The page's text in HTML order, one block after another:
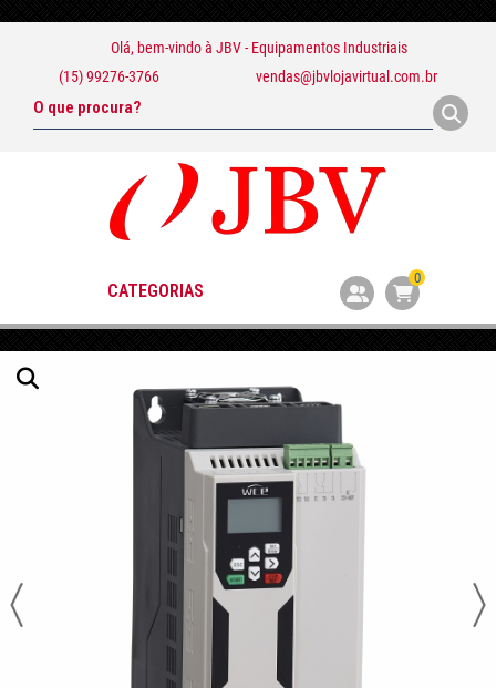
Olá, bem-vindo à JBV - Equipamentos Industriais
(15) 99276-3766
vendas@jbvlojavirtual.com.br
CATEGORIAS
0